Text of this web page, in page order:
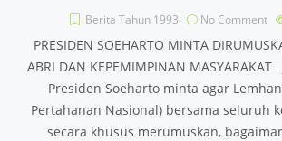
Berita Tahun 1993 No Comment
PRESIDEN SOEHARTO MINTA
ABRI DAN KEPEMIMPINAN
Presiden Soeharto minta agar
Pertahanan Nasional) bersama seluruh
secara khusus merumuskan,